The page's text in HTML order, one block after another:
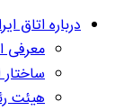
درباره اتاق
معرفی
ساختار
هیئت